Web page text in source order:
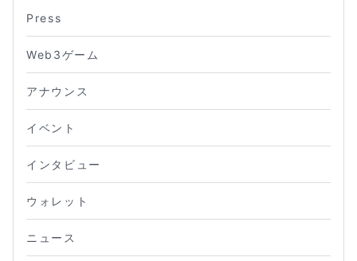
Press
Web3ゲーム
アナウンス
イベント
インタビュー
ウォレット
ニュース